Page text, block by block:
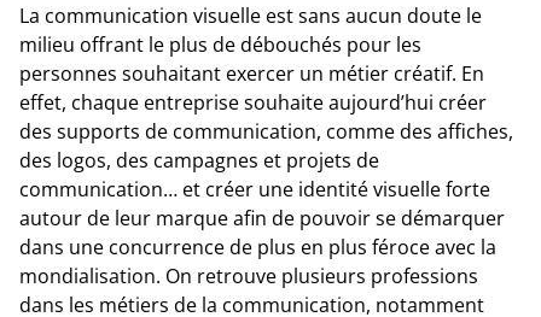
La communication visuelle est sans aucun doute le
milieu offrant le plus de débouchés pour les
personnes souhaitant exercer un métier créatif. En
effet, chaque entreprise souhaite aujourd’hui créer
des supports de communication, comme des affiches,
des logos, des campagnes et projets de
communication… et créer une identité visuelle forte
autour de leur marque afin de pouvoir se démarquer
dans une concurrence de plus en plus féroce avec la
mondialisation. On retrouve plusieurs professions
dans les métiers de la communication, notamment